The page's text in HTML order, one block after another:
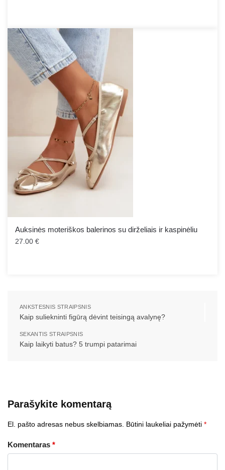
Auksinės moteriškos balerinos su dirželiais ir kaspinėliu
27.00 €
ANKSTESNIS STRAIPSNIS
Kaip suliekninti figūrą dėvint teisingą avalynę?
SEKANTIS STRAIPSNIS
Kaip laikyti batus? 5 trumpi patarimai
Parašykite komentarą
El. pašto adresas nebus skelbiamas. Būtini laukeliai pažymėti *
Komentaras *